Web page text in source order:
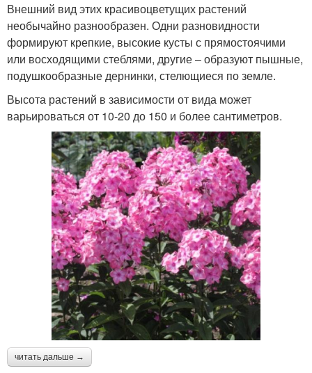
Внешний вид этих красивоцветущих растений
необычайно разнообразен. Одни разновидности
формируют крепкие, высокие кусты с прямостоячими
или восходящими стеблями, другие – образуют пышные,
подушкообразные дернинки, стелющиеся по земле.
Высота растений в зависимости от вида может
варьироваться от 10-20 до 150 и более сантиметров.
читать дальше →